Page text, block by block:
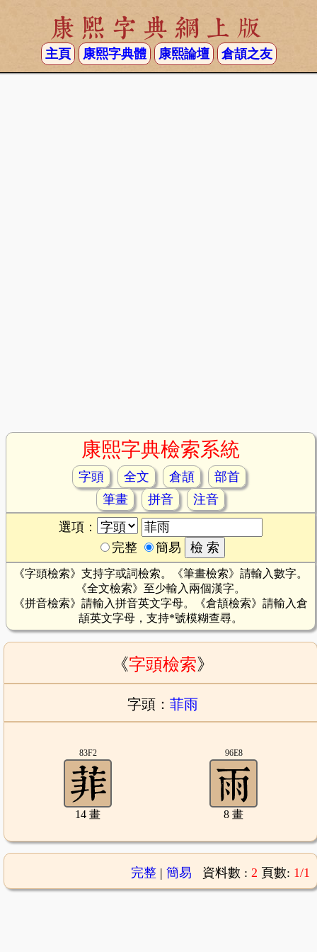
康熙字典網上版
主頁 康熙字典體 康熙論壇 倉頡之友
康熙字典檢索系統
字頭 全文 倉頡
部首
筆畫
拼音
注音
選項：
完整
簡易
《字頭檢索》支持字或詞檢索。《筆畫檢索》請輸入數字。
《全文檢索》至少輸入兩個漢字。
《拼音檢索》請輸入拼音英文字母。《倉頡檢索》請輸入倉
頡英文字母，支持*號模糊查尋。
《字頭檢索》
字頭： 菲雨
83F2
14 畫
96E8
8 畫
完整| 簡易 資料數 : 2 頁數: 1/1